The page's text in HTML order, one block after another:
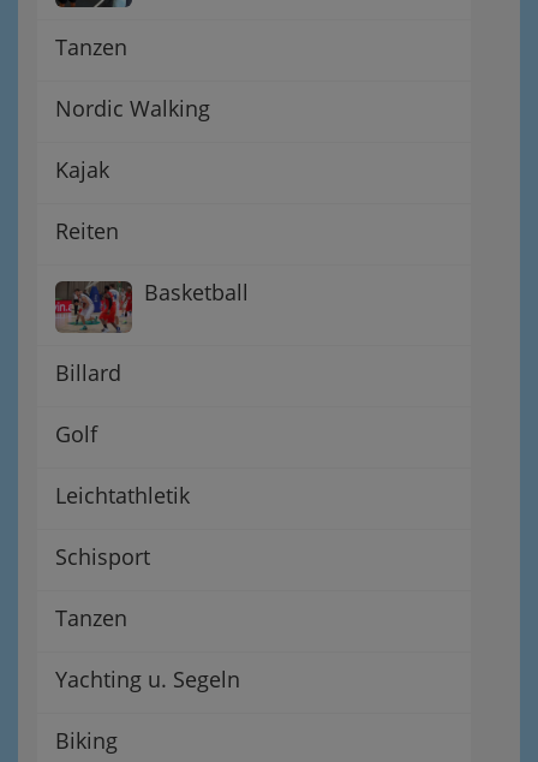
Tanzen
Nordic Walking
Kajak
Reiten
Basketball
Billard
Golf
Leichtathletik
Schisport
Tanzen
Yachting u. Segeln
Biking